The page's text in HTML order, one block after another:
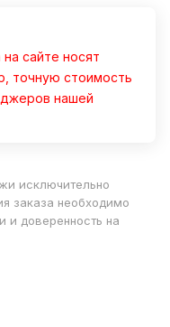
на сайте носят
точную стоимость
нашей
исключительно
заказа необходимо
и доверенность на